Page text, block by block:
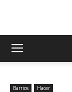
Barrios Hacer